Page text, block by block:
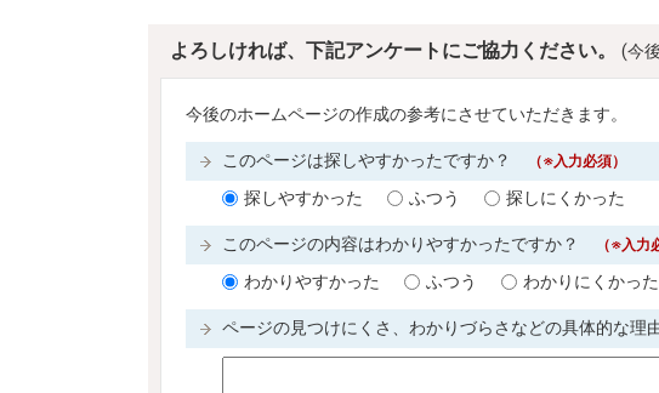
よろしければ、下記アンケートにご協力ください。 (今
今後のホームページの作成の参考にさせていただきます。
このページは探しやすかったですか？ （※入力必須）
探しやすかった ふつう 探しにくかった
このページの内容はわかりやすかったですか？ （※入力
わかりやすかった ふつう わかりにくかった
ページの見つけにくさ、わかりづらさなどの具体的な理